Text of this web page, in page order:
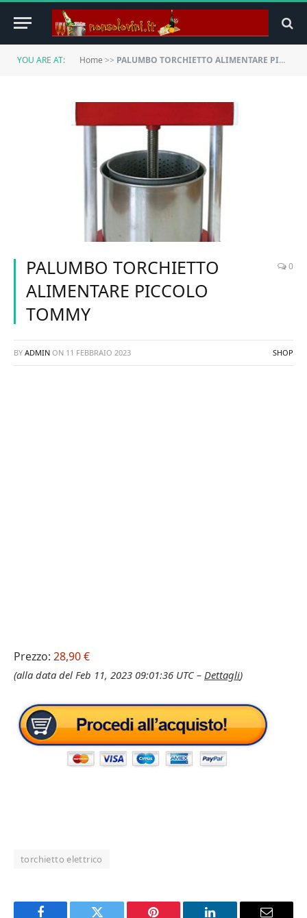
YOU ARE AT: Home >> PALUMBO TORCHIETTO ALIMENTARE PICCOLO TOMMY
PALUMBO TORCHIETTO
ALIMENTARE PICCOLO
TOMMY
0
BY ADMIN ON 11 FEBBRAIO 2023 SHOP
Prezzo: 28,90 €
(alla data del Feb 11, 2023 09:01:36 UTC – Dettagli)
torchietto elettrico